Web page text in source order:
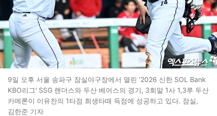
9일 오후 서울 송파구 잠실야구장에서 열린 '2026 신한 SOL Bank
KBO리그' SSG 랜더스와 두산 베어스의 경기, 3회말 1사 1,3루 두산
카메론이 이유찬의 1타점 희생타때 득점에 성공하고 있다. 잠실,
김한준 기자